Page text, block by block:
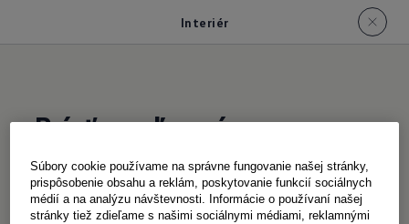
Interiér
Prísť uvoľnený- na
dlhých cestách aj v
pracovný deň
Súbory cookie používame na správne fungovanie našej stránky,
prispôsobenie obsahu a reklám, poskytovanie funkcií sociálnych
médií a na analýzu návštevnosti. Informácie o používaní našej
stránky tiež zdieľame s našimi sociálnymi médiami, reklamnými